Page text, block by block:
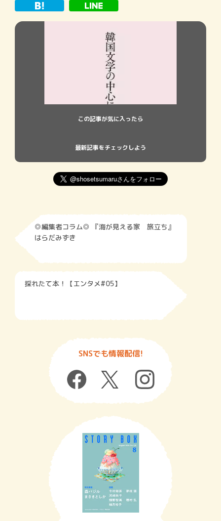
この記事が気に入ったら
最新記事をチェックしよう
◎編集者コラム◎ 『海が見える家 旅立ち』
はらだみずき
採れたて本！【エンタメ#05】
SNSでも情報配信!